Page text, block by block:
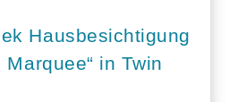
Hausbesichtigung
in Twin